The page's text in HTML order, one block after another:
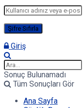
Giriş
Sonuç Bulunamadı
Tüm Sonuçları Gör
Ana Sayfa